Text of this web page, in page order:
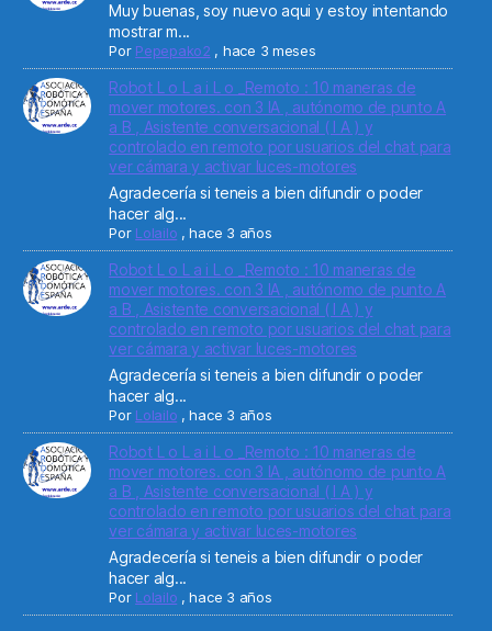
Muy buenas, soy nuevo aqui y estoy intentando
mostrar m...
Por Pepepako2 , hace 3 meses
Robot L o L a i L o _Remoto : 10 maneras de
mover motores. con 3 IA , autónomo de punto A
a B , Asistente conversacional ( I A ) y
controlado en remoto por usuarios del chat para
ver cámara y activar luces-motores
Agradecería si teneis a bien difundir o poder
hacer alg...
Por Lolailo ,hace 3 años
Robot L o L a i L o _Remoto : 10 maneras de
mover motores. con 3 IA , autónomo de punto A
a B , Asistente conversacional ( I A ) y
controlado en remoto por usuarios del chat para
ver cámara y activar luces-motores
Agradecería si teneis a bien difundir o poder
hacer alg...
Por Lolailo ,hace 3 años
Robot L o L a i L o _Remoto : 10 maneras de
mover motores. con 3 IA , autónomo de punto A
a B , Asistente conversacional ( I A ) y
controlado en remoto por usuarios del chat para
ver cámara y activar luces-motores
Agradecería si teneis a bien difundir o poder
hacer alg...
Por Lolailo ,hace 3 años